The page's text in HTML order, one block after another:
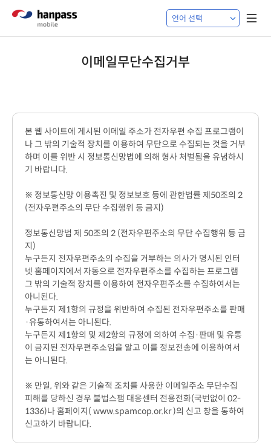
이메일무단수집거부
본 웹 사이트에 게시된 이메일 주소가 전자우편 수집 프로그램이
나 그 밖의 기술적 장치를 이용하여 무단으로 수집되는 것을 거부
하며 이를 위반 시 정보통신망법에 의해 형사 처벌됨을 유념하시
기 바랍니다.
※ 정보통신망 이용촉진 및 정보보호 등에 관한법률 제50조의 2
(전자우편주소의 무단 수집행위 등 금지)
정보통신망법 제 50조의 2 (전자우편주소의 무단 수집행위 등 금
지)
누구든지 전자우편주소의 수집을 거부하는 의사가 명시된 인터
넷 홈페이지에서 자동으로 전자우편주소를 수집하는 프로그램
그 밖의 기술적 장치를 이용하여 전자우편주소를 수집하여서는
아니된다.
누구든지 제1항의 규정을 위반하여 수집된 전자우편주소를 판매
·유통하여서는 아니된다.
누구든지 제1항의 및 제2항의 규정에 의하여 수집·판매 및 유통
이 금지된 전자우편주소임을 알고 이를 정보전송에 이용하여서
는 아니된다.
※ 만일, 위와 같은 기술적 조치를 사용한 이메일주소 무단수집
피해를 당하신 경우 불법스팸 대응센터 전용전화(국번없이 02-
1336)나 홈페이지( www.spamcop.or.kr )의 신고 창을 통하여
신고하기 바랍니다.